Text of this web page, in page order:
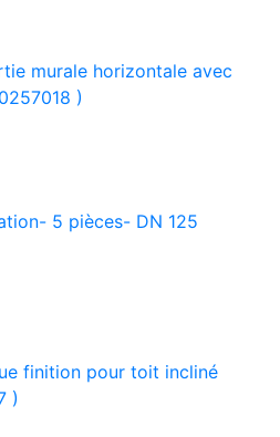
murale horizontale avec
)
5 pièces- DN 125
finition pour toit incliné
)